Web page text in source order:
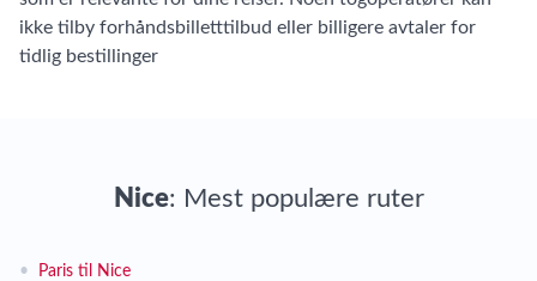
ikke tilby forhåndsbilletttilbud eller billigere avtaler for
tidlig bestillinger
Nice: Mest populære ruter
• Paris til Nice